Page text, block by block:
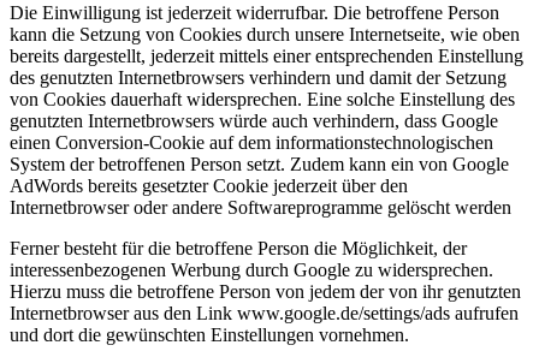
Die Einwilligung ist jederzeit widerrufbar. Die betroffene Person
kann die Setzung von Cookies durch unsere Internetseite, wie oben
bereits dargestellt, jederzeit mittels einer entsprechenden Einstellung
des genutzten Internetbrowsers verhindern und damit der Setzung
von Cookies dauerhaft widersprechen. Eine solche Einstellung des
genutzten Internetbrowsers würde auch verhindern, dass Google
einen Conversion-Cookie auf dem informationstechnologischen
System der betroffenen Person setzt. Zudem kann ein von Google
AdWords bereits gesetzter Cookie jederzeit über den
Internetbrowser oder andere Softwareprogramme gelöscht werden
Ferner besteht für die betroffene Person die Möglichkeit, der
interessenbezogenen Werbung durch Google zu widersprechen.
Hierzu muss die betroffene Person von jedem der von ihr genutzten
Internetbrowser aus den Link www.google.de/settings/ads aufrufen
und dort die gewünschten Einstellungen vornehmen.